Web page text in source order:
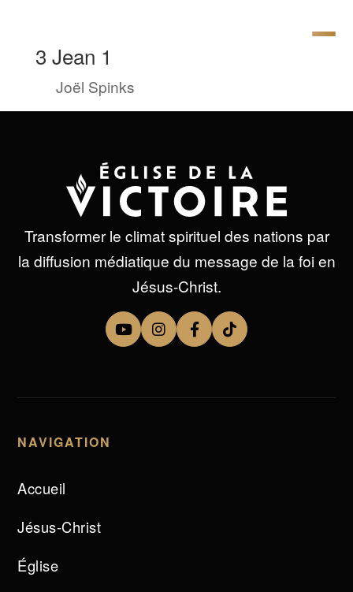
3 Jean 1
Joël Spinks
Transformer le climat spirituel des nations par
la diffusion médiatique du message de la foi en
Jésus-Christ.
NAVIGATION
Accueil
Jésus-Christ
Église